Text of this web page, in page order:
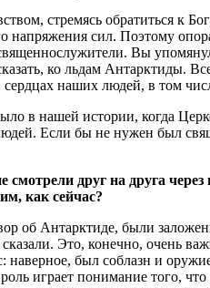
стремясь обратиться к
напряжения сил. Поэтому
священнослужители. Вы
ко льдам Антарктиды.
наших людей, в том
в нашей истории, когда
Если бы не нужен был
смотрели друг на друга
как сейчас?
об Антарктиде, были
Это, конечно, очень
был соблазн и
играет понимание того,